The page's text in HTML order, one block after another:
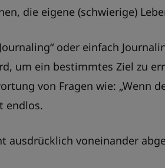
die eigene (schwierige)
oder einfach
um ein bestimmtes Ziel zu
von Fragen wie: „Wenn
endlos.
ausdrücklich voneinander